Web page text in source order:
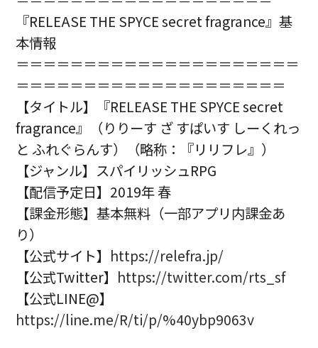
『RELEASE THE SPYCE secret fragrance』基
本情報
＝＝＝＝＝＝＝＝＝＝＝＝＝＝＝＝＝＝＝＝＝
＝＝＝＝＝＝＝＝＝＝＝＝＝＝＝＝＝＝＝＝
【タイトル】『RELEASE THE SPYCE secret
fragrance』（りりーす ざ すぱいす しーくれっ
と ふれぐらんす）（略称：『リリフレ』）
【ジャンル】スパイリッシュRPG
【配信予定日】2019年 春
【課金形態】基本無料（一部アプリ内課金あ
り）
【公式サイト】 https://relefra.jp/
【公式Twitter】 https://twitter.com/rts_sf
【公式LINE@】
https://line.me/R/ti/p/%40ybp9063v